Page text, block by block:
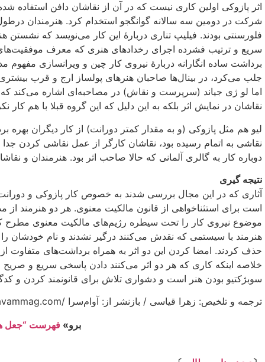
شرکت در دومین سه سالانه گوانگجو استخدام کرد. هنرمندان
فلورسنتی بودند. فیلیپ تناری دربارهٔ این کار می‌نویسد که
سریع و ترتیب فشرده اجرای رخدادهای هنری که معرف موفقیت‌های
برداشت ساده انگارانه دربارهٔ نیروی کار چین و ویرانسازی
جلب می‌کرد، در بینال‌ها صاحبان هنرهای پولساز ارج و قرب
اما لو ژی جیاند (سرپرست و نقاش) در مصاحبه‌ای اشاره می‌کند
نقاشان در نمایش اثر بلکه به این دلیل که این گروه قبلا با هم کار
لیو هم مثل پازوکی (و به مقدار کمتر دورانت) از کار دیگران بهره
نقاشی به اتمام رسیده بود، نقاشان کارگر از عمل نقاشی کردن
دوباره کار به گالری آلمانی که حالا صاحب اثر بود. هنرمندان و
نتیجه گیری
آثاری که در این مجال بررسی شدند به خصوص کار پازوکی و
است برای استثناخواهی از قانون مالکیت معنوی. هر دو هنرمند از
موضوع نیروی کار را تحت سیطره رژیم‌های مالکیت معنوی مطرح
هنرمند با سیستمی که نقدش می‌کنند درگیر نشدند و نام خودشان را
حذف کردند. امضا کردن این دو اثر به همراه برداشت‌های متفاوت
خلاصه اینکه کاری که هر دو اثر می‌کنند دادن پاسخی سریع و
سوبژکتیو بودن هنر است و دشواری تلاش برای قانونمند کردن و
ترجمه و تلخیص: زهرا قیاسی / بازنشر از: آوام‌سرا /https://avammag.com
برو» فهرست “جعل